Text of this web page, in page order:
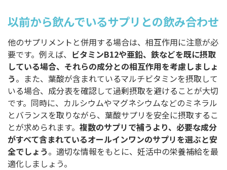
以前から飲んでいるサプリとの飲み合わせ
他のサプリメントと併用する場合は、相互作用に注意が必
要です。例えば、 ビタミンB12や亜鉛、鉄などを既に摂取
している場合、それらの成分との相互作用を考慮しましょ
う。また、葉酸が含まれているマルチビタミンを摂取して
いる場合、成分表を確認して過剰摂取を避けることが大切
です。同時に、カルシウムやマグネシウムなどのミネラル
とバランスを取りながら、葉酸サプリを安全に摂取するこ
とが求められます。 複数のサプリで補うより、必要な成分
がすべて含まれているオールインワンのサプリを選ぶと安
全でしょう。適切な情報をもとに、妊活中の栄養補給を最
適化しましょう。